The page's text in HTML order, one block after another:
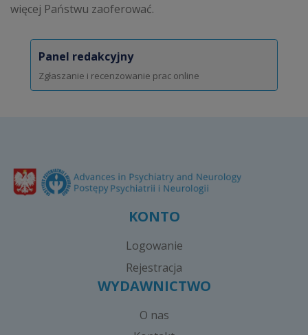
więcej Państwu zaoferować.
Panel redakcyjny
Zgłaszanie i recenzowanie prac online
KONTO
Logowanie
Rejestracja
WYDAWNICTWO
O nas